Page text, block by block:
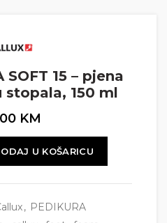
SOFT 15 – pjena
stopala, 150 ml
KM
U KOŠARICU
, PEDIKURA